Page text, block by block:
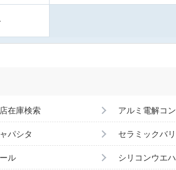
在庫検索 アルミ電解コ
パシタ セラミックバ
ル シリコンウエハ